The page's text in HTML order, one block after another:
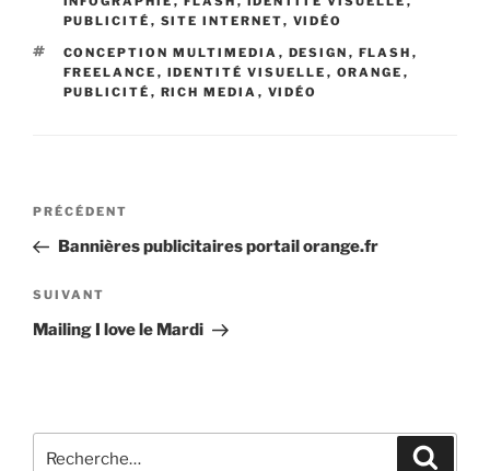
PUBLICITÉ , SITE INTERNET, VIDÉO
CONCEPTION MULTIMEDIA , DESIGN , FLASH ,
FREELANCE , IDENTITÉ VISUELLE , ORANGE ,
PUBLICITÉ , RICH MEDIA , VIDÉO
PRÉCÉDENT
Bannières publicitaires portail orange.fr
SUIVANT
Mailing I love le Mardi